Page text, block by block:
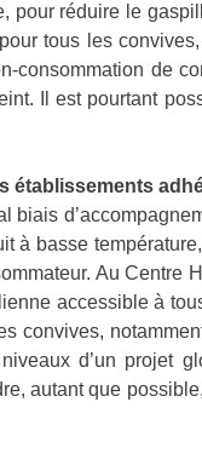
pour réduire le
tous les
consommation de
Il est pourtant
établissements
biais
à basse
Au Centre
accessible à
convives,
d’un projet
autant que